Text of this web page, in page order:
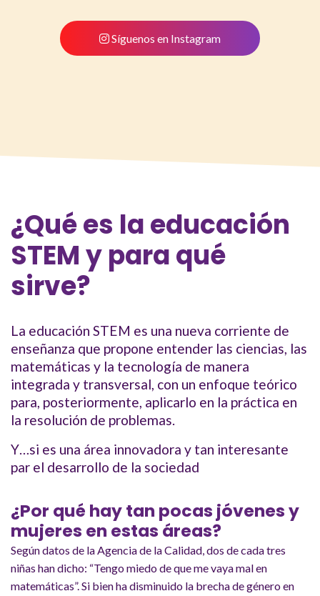
Síguenos en Instagram
¿Quées la educación
STEM y para qué
sirve?
La educación STEM es una nueva corriente de
enseñanza que propone entender las ciencias, las
matemáticas y la tecnología de manera
integrada y transversal, con un enfoque teórico
para, posteriormente, aplicarlo en la práctica en
la resolución de problemas.
Y…si es una área innovadora y tan interesante
par el desarrollo de la sociedad
¿Por qué hay tan pocas jóvenes y
mujeres en estas áreas?
Según datos de la Agencia de la Calidad, dos de cada tres
niñas han dicho: “Tengo miedo de que me vaya mal en
matemáticas”. Si bien ha disminuido la brecha de género en